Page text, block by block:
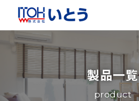
製品一覧
product